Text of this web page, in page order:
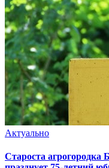
Актуально
Староста агрогородка